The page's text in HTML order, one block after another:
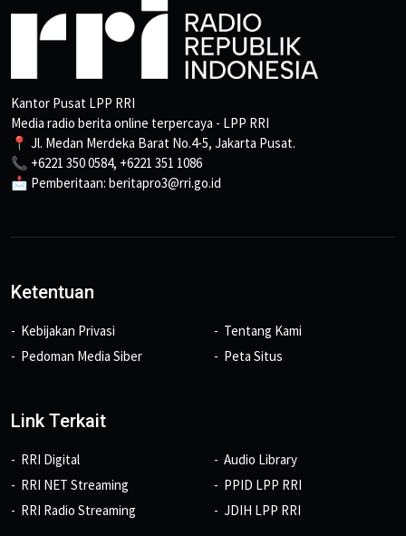
Kantor Pusat LPP RRI
Media radio berita online terpercaya - LPP RRI
📍 Jl. Medan Merdeka Barat No.4-5, Jakarta Pusat.
📞 +6221 350 0584, +6221 351 1086
📩 Pemberitaan: beritapro3@rri.go.id
Ketentuan
Kebijakan Privasi
Pedoman Media Siber
Tentang Kami
Peta Situs
Link Terkait
RRI Digital
RRI NET Streaming
RRI Radio Streaming
Audio Library
PPID LPP RRI
JDIH LPP RRI